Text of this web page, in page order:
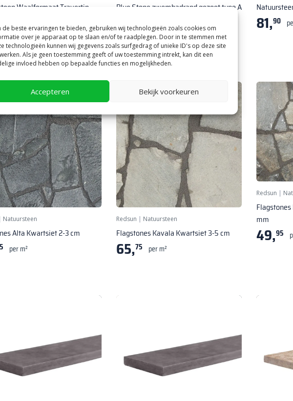
de beste ervaringen te bieden, gebruiken wij technologieën zoals cookies om
over je apparaat op te slaan en/of te raadplegen. Door in te stemmen met
technologieën kunnen wij gegevens zoals surfgedrag of unieke ID's op deze site
Als je geen toestemming geeft of uw toestemming intrekt, kan dit een
invloed hebben op bepaalde functies en mogelijkheden.
Accepteren Bekijk voorkeuren
Waalformaat Travertin
20x5x5
per m²
Blue Stone zwembadrand gezoet type A
44,50 per stuk
81,90
Natuursteen
Alta Kwartsiet 2-3 cm
per m²
Redsun | Natuursteen
Flagstones Kavala Kwartsiet 3-5 cm
65,75 per m²
Redsun |
mm
49,95